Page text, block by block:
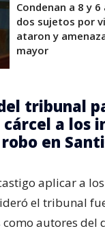
Condenan a 8 y
dos sujetos por
ataron y
mayor
tribunal
cárcel a los
en
aplicar a
el tribunal
autores del